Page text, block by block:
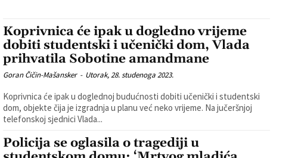
Koprivnica će ipak u dogledno vrijeme
dobiti studentski i učenički dom, Vlada
prihvatila Sobotine amandmane
Goran Čičin-Mašansker - Utorak, 28. studenoga 2023.
Koprivnica će ipak u doglednoj budućnosti dobiti učenički i studentski
dom, objekte čija je izgradnja u planu već neko vrijeme. Na jučeršnjoj
telefonskoj sjednici Vlada...
Policija se oglasila o tragediji u